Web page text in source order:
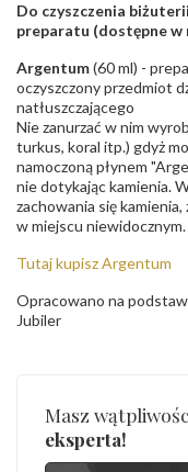
Do czyszczenia
preparatu (dostępne w
Argentum(60 ml) -
oczyszczony przedmiot
natłuszczającego
Nie zanurzać w nim
turkus, koral itp.) gdyż
namoczoną płynem
nie dotykając kamienia.
zachowania się
w miejscu niewidocznym.
Tutaj kupisz Argentum
Opracowano na
Jubiler
Masz
eksperta!